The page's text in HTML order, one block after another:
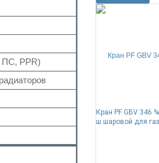
и посудомоечных
труб
ПС, PPR)
Кран PF GBV 346
ш шаровой для